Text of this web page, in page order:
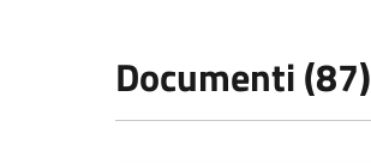
Documenti (87)